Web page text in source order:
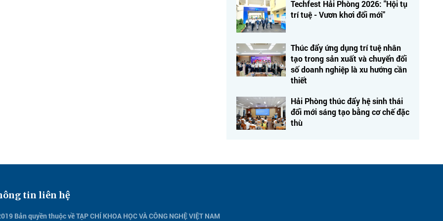
Techfest Hải Phòng 2026: "Hội tụ
trí tuệ - Vươn khơi đổi mới"
Thúc đẩy ứng dụng trí tuệ nhân
tạo trong sản xuất và chuyển đổi
số doanh nghiệp là xu hướng cần
thiết
Hải Phòng thúc đẩy hệ sinh thái
đổi mới sáng tạo bằng cơ chế đặc
thù
tin liên hệ
Bản quyền thuộc về TẠP CHÍ KHOA HỌC VÀ CÔNG NGHỆ VIỆT NAM